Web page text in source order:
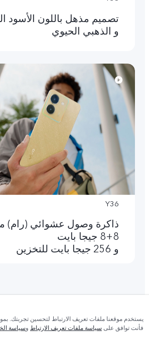
تصميم مذهل باللون الأسود
و الذهبي الحيوي
Y36
ذاكرة وصول عشوائي (رام)
8+8 جيجا بايت
و 256 جيجا بايت للتخزين
يستخدم موقعنا ملفات تعريف الارتباط لتحسين تجربتك.
فأنت توافق على سياسة ملفات تعريف الارتباط وسياسة